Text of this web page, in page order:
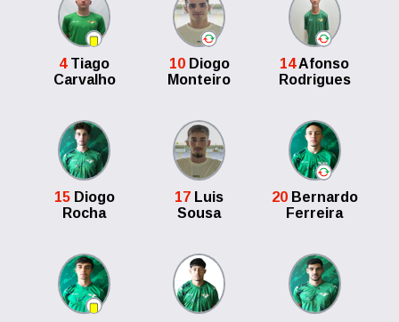
4Tiago
Carvalho
10Diogo
Monteiro
14Afonso
Rodrigues
15Diogo
Rocha
17 Luis
Sousa
20Bernardo
Ferreira